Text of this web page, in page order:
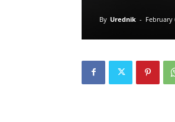
By Urednik - February